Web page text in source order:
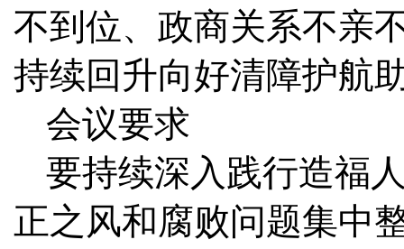
不到位、政商关系不亲
持续回升向好清障护航
会议要求
要持续深入践行造福
正之风和腐败问题集中